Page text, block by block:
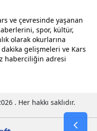
ve çevresinde yaşanan
spor, kültür,
olarak okurlarına
gelişmeleri ve Kars
haberciliğin adresi
. Her hakkı saklıdır.